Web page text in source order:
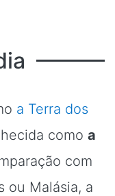
a Terra dos
como a
com
ou Malásia, a